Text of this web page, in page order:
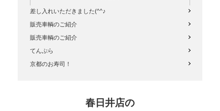
差し入れいただきました(^^♪
販売車輌のご紹介
販売車輌のご紹介
てんぷら
京都のお寿司！
春日井店の